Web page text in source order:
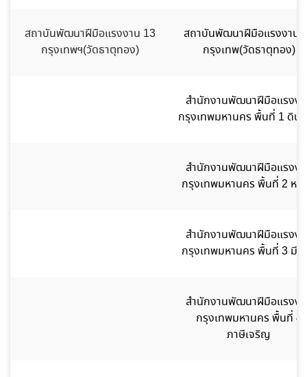
สถาบันพัฒนาฝีมือแรงงาน 13
กรุงเทพฯ(วัดธาตุทอง)
สถาบันพัฒนาฝีมือแรงงาน
กรุงเทพ(วัดธาตุทอง)
สำนักงานพัฒนาฝีมือแรงง
กรุงเทพมหานคร พื้นที่ 1 ดิน
สำนักงานพัฒนาฝีมือแรงง
กรุงเทพมหานคร พื้นที่ 2 หลั
สำนักงานพัฒนาฝีมือแรงง
กรุงเทพมหานคร พื้นที่ 3 มีน
สำนักงานพัฒนาฝีมือแรงง
กรุงเทพมหานคร พื้นที่ 4
ภาษีเจริญ